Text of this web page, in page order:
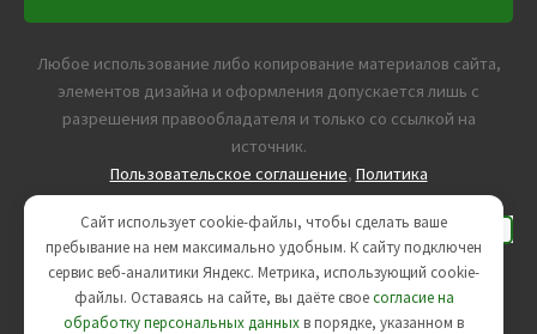
Любое использование либо копирование материалов сайта,
элементов дизайна и оформления допускается лишь с
разрешения правообладателя и только со ссылкой на
источник.
Пользовательское соглашение, Политика
конфиденциальности
Агентство интернет-маркетинга -SeoУслуга
Сайт использует cookie-файлы, чтобы сделать ваше
пребывание на нем максимально удобным. К cайту подключен
сервис веб-аналитики Яндекс. Метрика, использующий cookie-
файлы. Оставаясь на сайте, вы даёте своесогласие на
обработку персональных данныхв порядке, указанном в